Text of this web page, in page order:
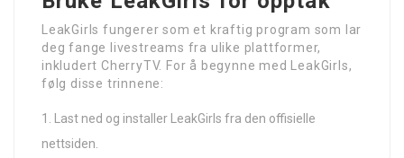
LeakGirls fungerer som et kraftig program som lar
deg fange livestreams fra ulike plattformer,
inkludert CherryTV. For å begynne med LeakGirls,
følg disse trinnene:
Last ned og installer LeakGirls fra den offisielle
nettsiden.